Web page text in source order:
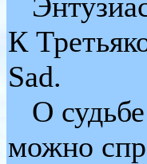
К
Sad.
О судьбе
можно